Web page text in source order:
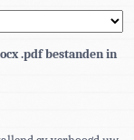
.pdf bestanden in